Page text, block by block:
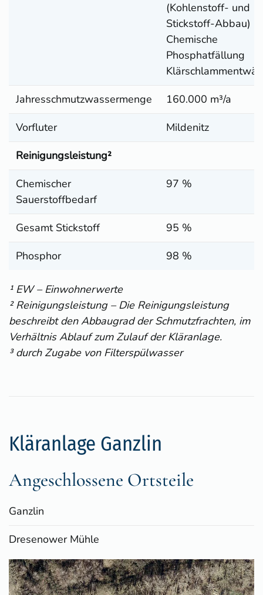
(Kohlenstoff- und
Stickstoff-Abbau)
Chemische
Phosphatfällung
Jahresschmutzwassermenge
160.000 m³/a
Vorfluter
Mildenitz
Reinigungsleistung²
Chemischer
Sauerstoffbedarf
97 %
Gesamt Stickstoff
95 %
Phosphor
98 %
¹ EW – Einwohnerwerte
² Reinigungsleistung – Die Reinigungsleistung
beschreibt den Abbaugrad der Schmutzfrachten, im
Verhältnis Ablauf zum Zulauf der Kläranlage.
³ durch Zugabe von Filterspülwasser
Kläranlage Ganzlin
Angeschlossene Ortsteile
Ganzlin
Dresenower Mühle